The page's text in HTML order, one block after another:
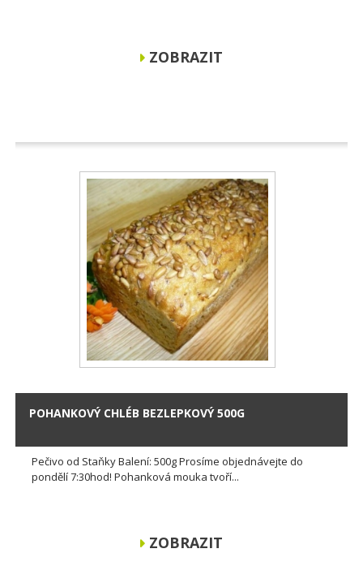
ZOBRAZIT
POHANKOVÝ CHLÉB BEZLEPKOVÝ 500G
Pečivo od Staňky Balení: 500g Prosíme objednávejte do
pondělí 7:30hod! Pohanková mouka tvoří...
ZOBRAZIT